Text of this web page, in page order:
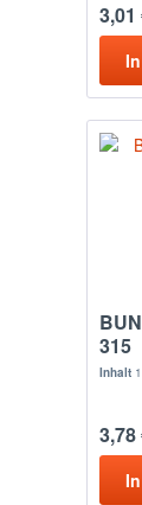
3,01
315
Inhalt
3,78